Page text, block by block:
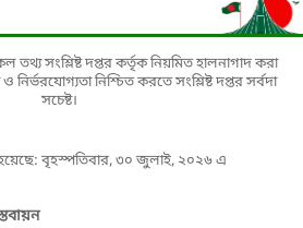
সংশ্লিষ্ট দপ্তর কর্তৃক নিয়মিত হালনাগাদ করা
নির্ভরযোগ্যতা নিশ্চিত করতে সংশ্লিষ্ট দপ্তর সর্বদা
সচেষ্ট।
হয়েছে: বৃহস্পতিবার, ৩০ জুলাই, ২০২৬ এ